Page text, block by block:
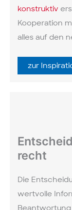
konstruktiv
Kooperation
alles auf den
zur
recht
Die
wertvolle